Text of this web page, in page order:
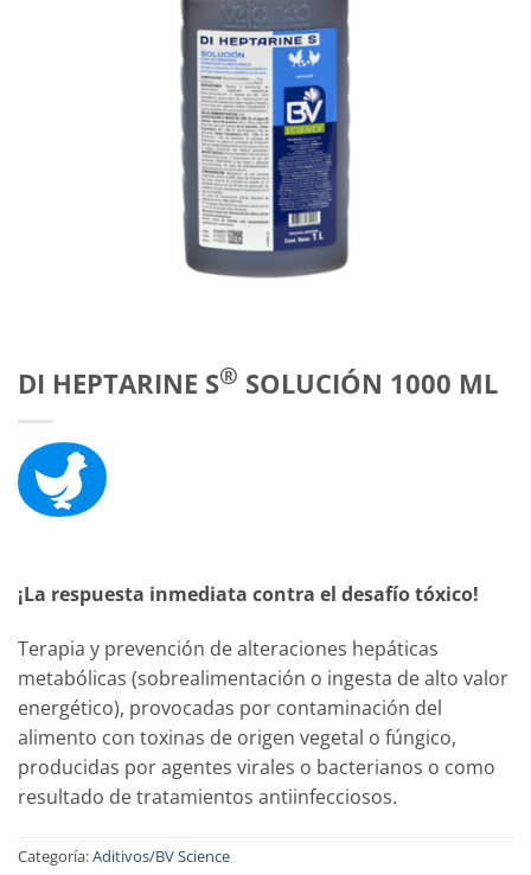
DI HEPTARINE S® SOLUCIÓN 1000 ML
¡La respuesta inmediata contra el desafío tóxico!
Terapia y prevención de alteraciones hepáticas
metabólicas (sobrealimentación o ingesta de alto valor
energético), provocadas por contaminación del
alimento con toxinas de origen vegetal o fúngico,
producidas por agentes virales o bacterianos o como
resultado de tratamientos antiinfecciosos.
Categoría:Aditivos/BV Science